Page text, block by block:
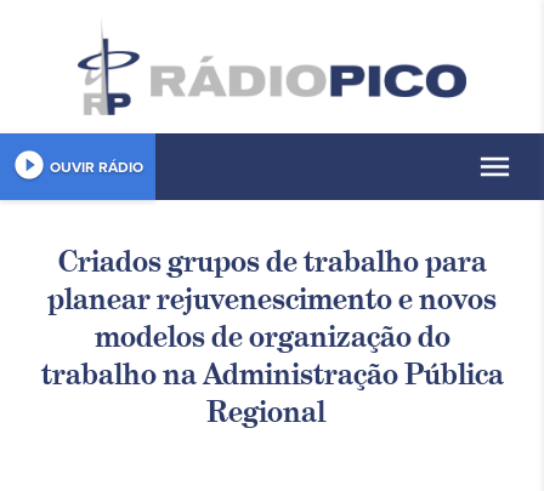
play_circle_filled OUVIR RÁDIO menu
Criados grupos de trabalho para
planear rejuvenescimento e novos
modelos de organização do
trabalho na Administração Pública
Regional